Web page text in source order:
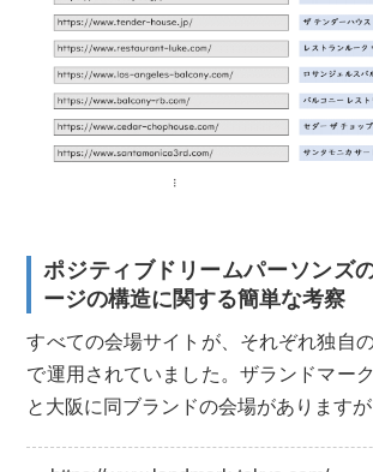
ポジティブドリームパーソンズ
ージの構造に関する簡単な考察
すべての会場サイトが、それぞれ独自
で運用されていました。ザランドマー
と大阪に同ブランドの会場があります